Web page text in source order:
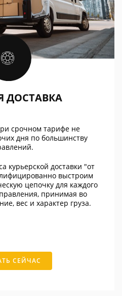
ДОСТАВКА
срочном тарифе не
дня по большинству
курьерской доставки "от
выстроим
цепочку для каждого
принимая во
вес и характер груза.
СЕЙЧАС